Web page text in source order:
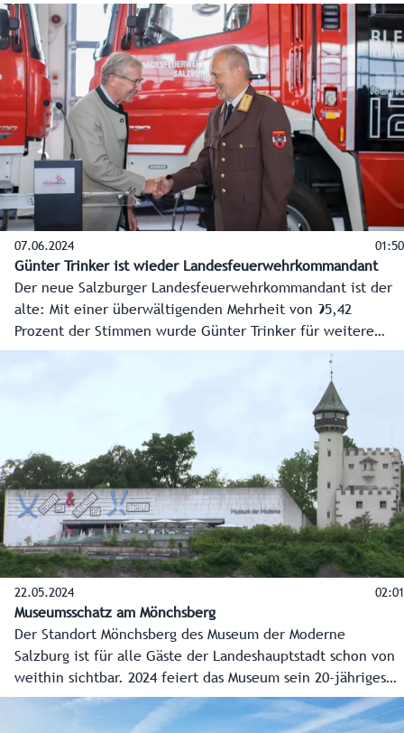
können. Angesichts der EU-Wahl am 9. Juni eine wichtige
Erkenntnis. Genutzt wurde dafür das Augmented-Reality-
Spiel Escape Fake 2.0.
07.06.2024 01:50
Günter Trinker ist wieder Landesfeuerwehrkommandant
Der neue Salzburger Landesfeuerwehrkommandant ist der
alte: Mit einer überwältigenden Mehrheit von 95,42
Prozent der Stimmen wurde Günter Trinker für weitere
fünf Jahre in seiner Funktion bestätigt.
22.05.2024 02:01
Museumsschatz am Mönchsberg
Der Standort Mönchsberg des Museum der Moderne
Salzburg ist für alle Gäste der Landeshauptstadt schon von
weithin sichtbar. 2024 feiert das Museum sein 20-jähriges
Bestehen und ist auch innerhalb seiner Mauern ein
ständiger Blickfang.